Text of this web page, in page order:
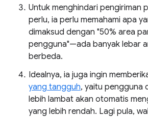
Untuk menghindari pengiriman
perlu, ia perlu memahami apa
dimaksud dengan "50% area
pengguna"—ada banyak lebar
berbeda.
Idealnya, ia juga ingin
yang tangguh, yaitu pengguna
lebih lambat akan otomatis
yang lebih rendah. Lagi pula,